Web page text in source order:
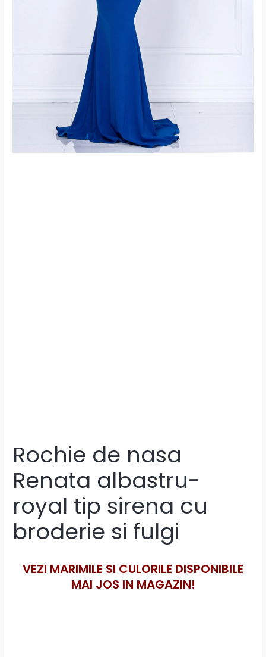
Rochie de nasa
Renata albastru-
royal tip sirena cu
broderie si fulgi
VEZI MARIMILE SI CULORILE DISPONIBILE
MAI JOS IN MAGAZIN!